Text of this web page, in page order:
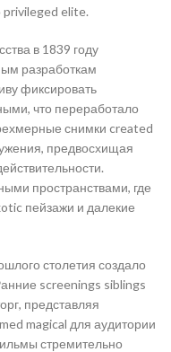
privileged elite.
в 1839 году
разработкам
фиксировать
что переработало
снимки created
предвосхищая
пространствами, где
пейзажи и далекие
столетия создало
screenings siblings
представляя
magical для аудитории
стремительно